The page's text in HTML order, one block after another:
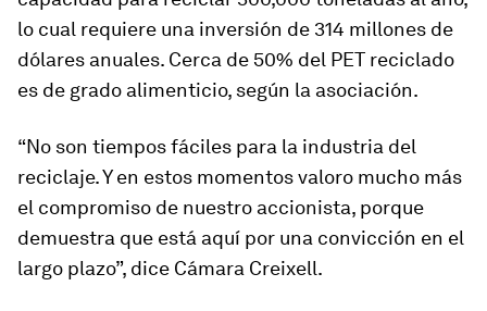
lo cual requiere una inversión de 314 millones de
dólares anuales. Cerca de 50% del PET reciclado
es de grado alimenticio, según la asociación.
“No son tiempos fáciles para la industria del
reciclaje. Y en estos momentos valoro mucho más
el compromiso de nuestro accionista, porque
demuestra que está aquí por una convicción en el
largo plazo”, dice Cámara Creixell.